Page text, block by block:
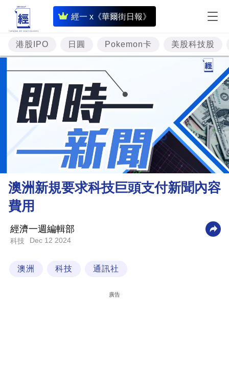
經一 x《華爾街日報》
即
時
財
經
專
題
投
資
樓
市
財
業
科
港股IPO 日圓 Pokemon卡 美股科技股
澳洲新規要求科技巨頭支付新聞內容
費用
經濟一週編輯部
科技 Dec 12 2024
澳洲 科技 通訊社
廣告